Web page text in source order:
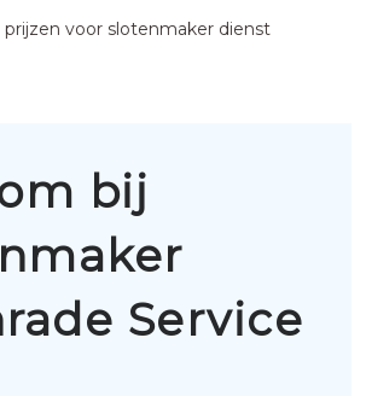
prijzen voor slotenmaker dienst
bij
Service